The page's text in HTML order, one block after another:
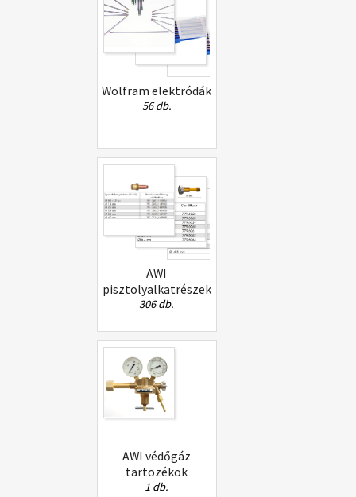
Wolfram elektródák
56 db.
AWI
pisztolyalkatrészek
306 db.
AWI védőgáz
tartozékok
1 db.